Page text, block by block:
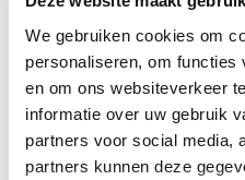
We gebruiken cookies om
personaliseren, om functies
en om ons websiteverkeer
informatie over uw gebruik
partners voor social media,
partners kunnen deze
Besloten
Utiliteit
Riolering en
Overheid,
hulpverlening